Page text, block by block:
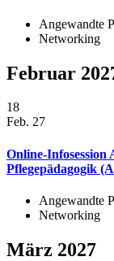
Angewandte
Networking
Februar
18
Feb. 27
Online-Infosession
Pflegepädagogik
Angewandte
Networking
März 2027